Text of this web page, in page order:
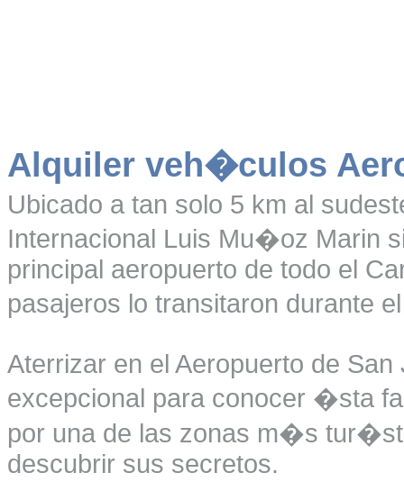
Alquiler veh�culos
Ubicado a tan solo 5 km al
Internacional Luis Mu�oz Marin
principal aeropuerto de todo el
pasajeros lo transitaron durante
Aterrizar en el Aeropuerto de
excepcional para conocer �sta
por una de las zonas m�s
descubrir sus secretos.